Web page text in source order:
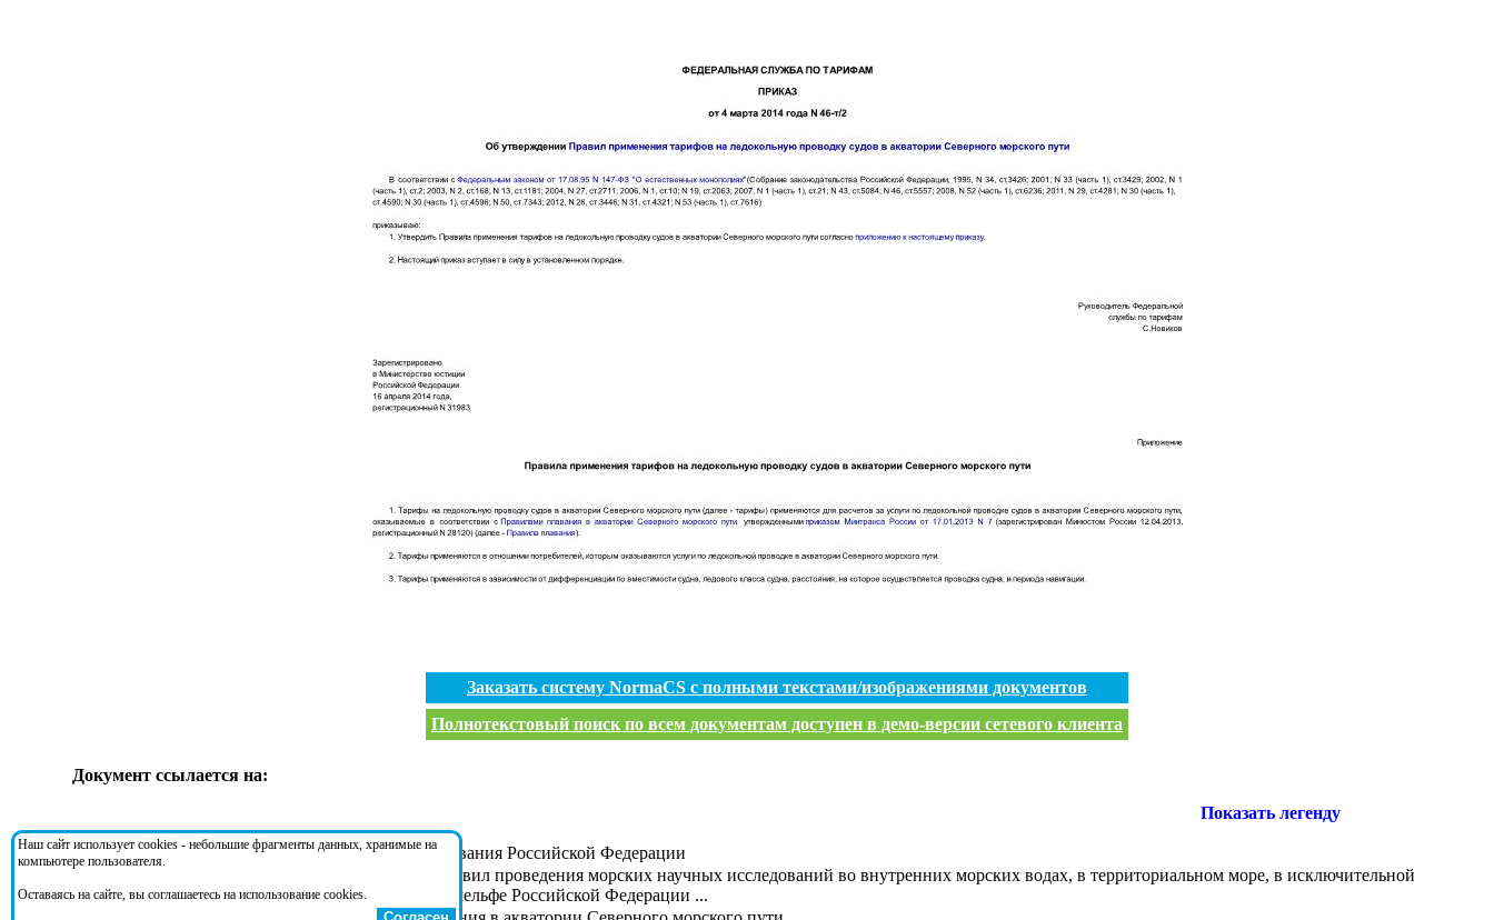
Заказать систему NormaCS с полными текстами/изображениями документов
Полнотекстовый поиск по всем документам доступен в демо-версии сетевого клиента
Документ ссылается на:
Показать легенду
Кодекс 81-ФЗ- Кодекс торгового мореплавания Российской Федерации
- Об утверждении Правил проведения морских научных исследований во внутренних морских водах, в территориальном море, в исключительной
экономической зоне и на континентальном шельфе Российской Федерации ...
Наш сайт использует cookies - небольшие фрагменты данных, хранимые на
компьютере пользователя.
Оставаясь на сайте, вы соглашаетесь на использование cookies.